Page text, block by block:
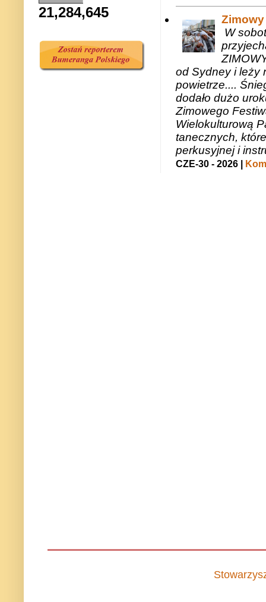
W
od Sydney i leży
powietrze....
dodało dużo
Zimowego
Wielokulturową
tanecznych,
perkusyjnej i
CZE-30 - 2026 |
21,284,645